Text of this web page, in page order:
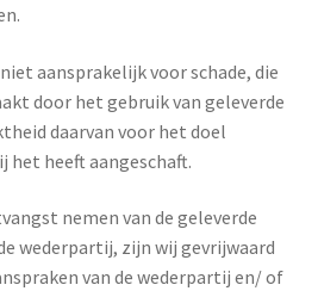
aansprakelijk voor schade, die
door het gebruik van geleverde
daarvan voor het doel
het heeft aangeschaft.
nemen van de geleverde
wederpartij, zijn wij gevrijwaard
van de wederpartij en/ of